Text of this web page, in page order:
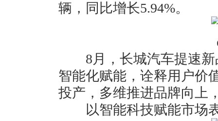
辆，同比增长5.94%。
8月，长城汽车提速新
智能化赋能，诠释用户价
投产，多维推进品牌向上
以智能科技赋能市场